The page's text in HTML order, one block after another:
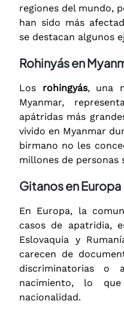
regiones del mundo,
han sido más
se destacan algunos
Rohinyás en
Los rohingyás, una
Myanmar,
apátridas más
vivido en Myanmar
birmano no les
millones de personas
Gitanos en Europa
En Europa, la
casos de apatridia,
Eslovaquia y
carecen de
discriminatorias
nacimiento, lo
nacionalidad.